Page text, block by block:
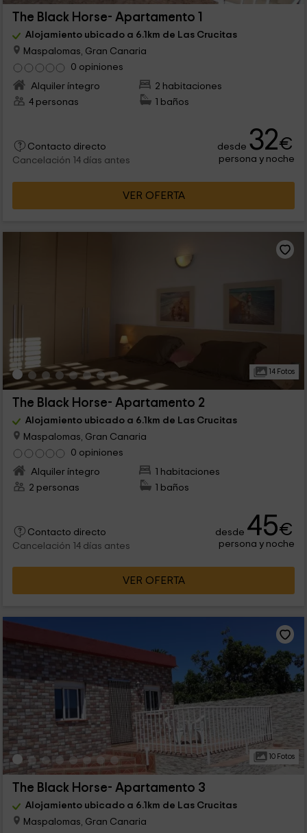
The Black Horse- Apartamento 1
Alojamiento ubicado a 6.1km de Las Crucitas
Maspalomas, Gran Canaria
0 opiniones
Alquiler íntegro
2 habitaciones
4 personas
1 baños
Contacto directo
Cancelación 14 días antes
desde 32€
persona y noche
VER OFERTA
14 Fotos
The Black Horse- Apartamento 2
Alojamiento ubicado a 6.1km de Las Crucitas
Maspalomas, Gran Canaria
0 opiniones
Alquiler íntegro
1 habitaciones
2 personas
1 baños
Contacto directo
Cancelación 14 días antes
desde 45€
persona y noche
VER OFERTA
10 Fotos
The Black Horse- Apartamento 3
Alojamiento ubicado a 6.1km de Las Crucitas
Maspalomas, Gran Canaria